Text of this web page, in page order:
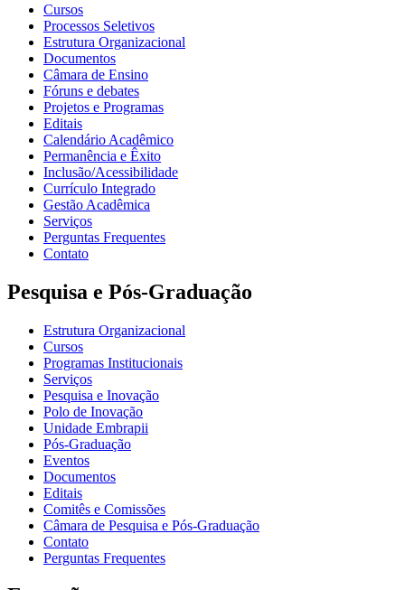
Cursos
Processos Seletivos
Estrutura Organizacional
Documentos
Câmara de Ensino
Fóruns e debates
Projetos e Programas
Editais
Calendário Acadêmico
Permanência e Êxito
Inclusão/Acessibilidade
Currículo Integrado
Gestão Acadêmica
Serviços
Perguntas Frequentes
Contato
Pesquisa e Pós-Graduação
Estrutura Organizacional
Cursos
Programas Institucionais
Serviços
Pesquisa e Inovação
Polo de Inovação
Unidade Embrapii
Pós-Graduação
Eventos
Documentos
Editais
Comitês e Comissões
Câmara de Pesquisa e Pós-Graduação
Contato
Perguntas Frequentes